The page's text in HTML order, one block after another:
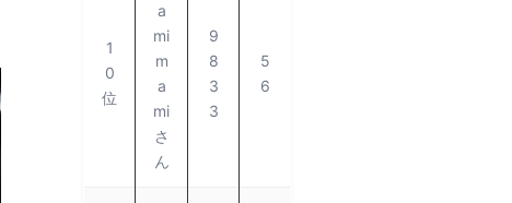
1
0
位
a
mi
m
a
mi
さ
ん
9
8
3
3
5
6